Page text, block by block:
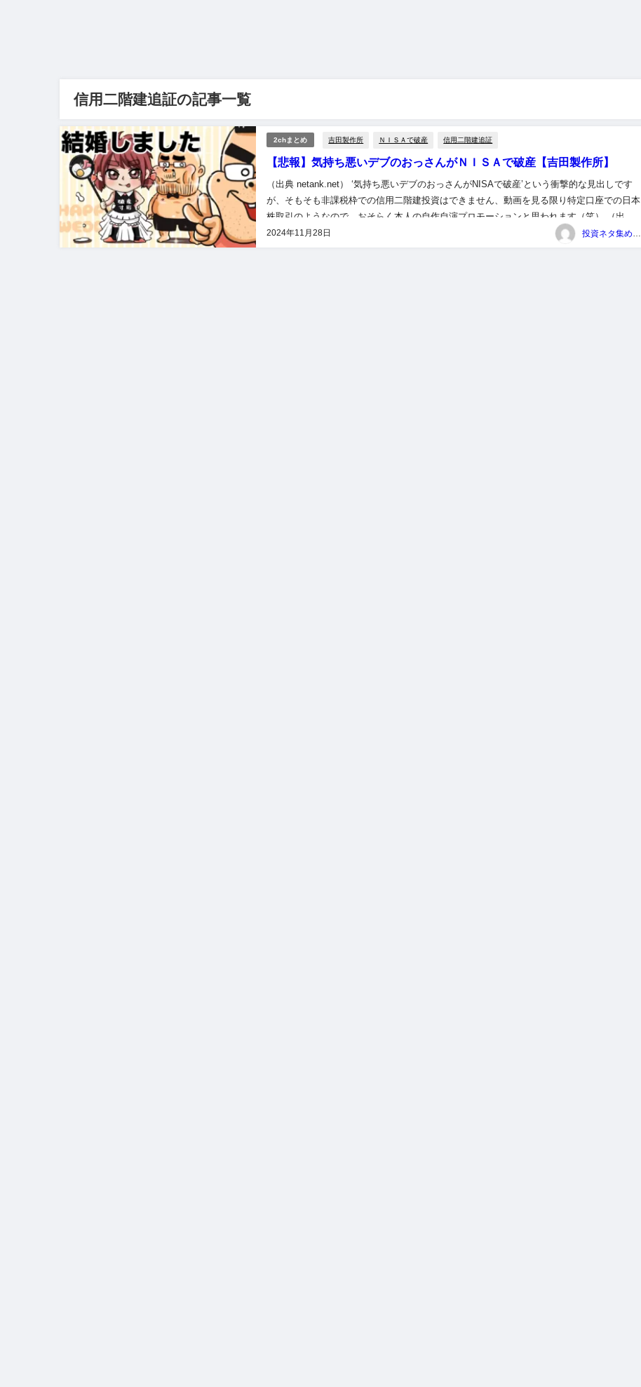
信用二階建追証の記事一覧
2chまとめ 吉田製作所 ＮＩＳＡで破産 信用二階建追証
【悲報】気持ち悪いデブのおっさんがＮＩＳＡで破産【吉田製作所】
2024年11月28日
（出典 netank.net） ‘気持ち悪いデブのおっさんがNISAで破産’という衝撃的な見出しです
が、そもそも非課税枠での信用二階建投資はできません、動画を見る限り特定口座での日本
株取引のようなので、おそらく本人の自作自演プロモーションと思われます（笑） （出典
【株】 気持ち悪いデブのおっさんがＮＩＳＡで破産） 1...
投資ネタ集めておいたのだ！管理人